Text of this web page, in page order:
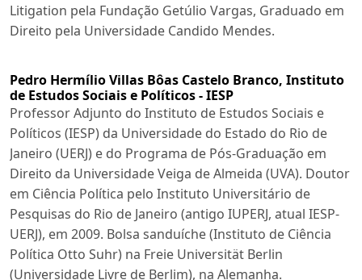
Litigation pela Fundação Getúlio Vargas, Graduado em
Direito pela Universidade Candido Mendes.
Pedro Hermílio Villas Bôas Castelo Branco, Instituto
de Estudos Sociais e Políticos - IESP
Professor Adjunto do Instituto de Estudos Sociais e
Políticos (IESP) da Universidade do Estado do Rio de
Janeiro (UERJ) e do Programa de Pós-Graduação em
Direito da Universidade Veiga de Almeida (UVA). Doutor
em Ciência Política pelo Instituto Universitário de
Pesquisas do Rio de Janeiro (antigo IUPERJ, atual IESP-
UERJ), em 2009. Bolsa sanduíche (Instituto de Ciência
Política Otto Suhr) na Freie Universität Berlin
(Universidade Livre de Berlim), na Alemanha.